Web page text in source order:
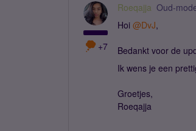
+7
Roeqajja Oud-
Hoi @DvJ,
Bedankt voor de
Ik wens je een
Groetjes,
Roeqajja